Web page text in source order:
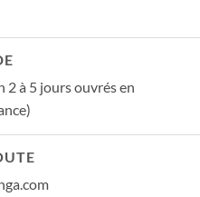
2 à 5 jours ouvrés en